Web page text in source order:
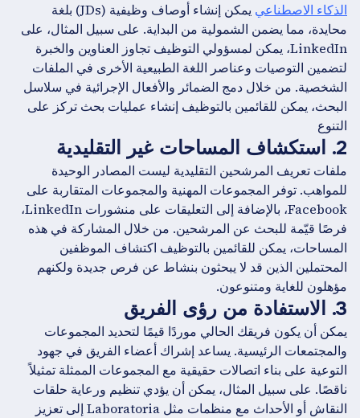
الذكاء الاصطناعي
يمكن إنشاء أوصاف وظيفية (JDs) بلغة
محايدة، مما يضمن الشمولية من البداية. على سبيل المثال، على
LinkedIn، يمكن لمسؤولي التوظيف تجاوز العناوين والخبرة
لتضمين التوصيات وعناصر اللغة الطبيعية الأخرى في الملفات
الشخصية. من خلال دمج الضمائر والأفعال الإجرائية في سلاسل
البحث، يمكن للقائمين بالتوظيف إنشاء عمليات بحث تركز على
التنوع
ملفات تعريف المرشحين التقليدية ليست المصادر الوحيدة
للمواهب. توفر المجموعات المهنية والمجموعات المتقاربة على
Facebook، بالإضافة إلى التعليقات على منشورات LinkedIn،
فرصًا قيّمة للبحث عن المرشحين. من خلال المشاركة في هذه
المساحات، يمكن للقائمين بالتوظيف اكتشاف الموظفين
المحتملين الذين قد لا يبحثون بنشاط عن فرص جديدة ولكنهم
مؤهلون للغاية ومتنوعون.
يمكن أن يكون فريقك الحالي موردًا قيمًا لتحديد المجموعات
والمجتمعات الرئيسية. يساعد إشراك أعضاء الفريق في جهود
التوعية على بناء اتصالات حقيقية مع المجموعات الممثلة تمثيلاً
ناقصًا. على سبيل المثال، يمكن أن يؤدي تنظيم ورعاية حلقات
النقاش أو الأحداث مع منظمات مثل Laboratoria إلى تعزيز